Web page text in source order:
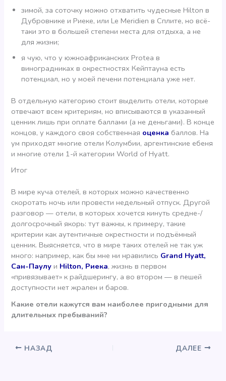
зимой, за соточку можно отхватить чудесные Hilton в
Дубровнике и Риеке, или Le Meridien в Сплите, но всё-
таки это в большей степени места для отдыха, а не
для жизни;
я чую, что у южноафриканских Protea в
виноградниках в окрестностях Кейптауна есть
потенциал, но у моей печени потенциала уже нет.
В отдельную категорию стоит выделить отели, которые
отвечают всем критериям, но вписываются в указанный
ценник лишь при оплате баллами (а не деньгами). В конце
концов, у каждого своя собственная оценка баллов. На
ум приходят многие отели Колумбии, аргентинские ебеня
и многие отели 1-й категории World of Hyatt.
Итог
В мире куча отелей, в которых можно качественно
скоротать ночь или провести недельный отпуск. Другой
разговор — отели, в которых хочется кинуть средне-/
долгосрочный якорь: тут важны, к примеру, такие
критерии как аутентичные окрестности и подъёмный
ценник. Выясняется, что в мире таких отелей не так уж
много: например, как бы мне ни нравились Grand Hyatt,
Сан-Паулу и Hilton, Риека, жизнь в первом
«привязывает» к райдшерингу, а во втором — в пешей
доступности нет жрален и баров.
Какие отели кажутся вам наиболее пригодными для
длительных пребываний?
НАЗАД ДАЛЕЕ